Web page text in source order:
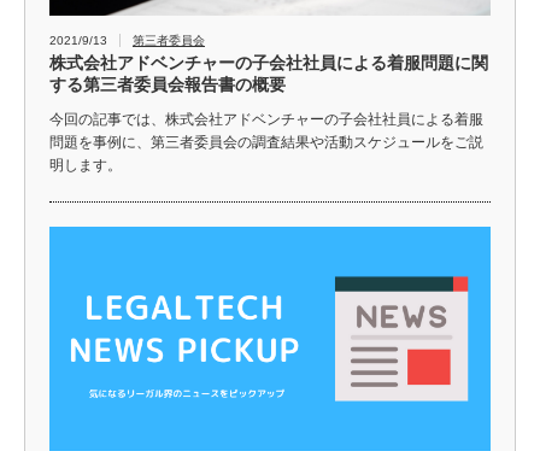
2021/9/13 第三者委員会
株式会社アドベンチャーの子会社社員による着服問題に関
する第三者委員会報告書の概要
今回の記事では、株式会社アドベンチャーの子会社社員による着服
問題を事例に、第三者委員会の調査結果や活動スケジュールをご説
明します。